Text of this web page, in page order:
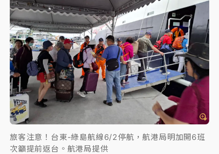
獨家｜ 和欣客運總裁逝世！少東涉洗錢遭收押 戴手銬
腳鐐提前奔靈堂畫面曝
處置制度大變革！ 證交所今起縮短股票「關禁閉」天
數與撮合時間
才續任就飛美國大學面試 清大校長高為元致歉：機會
到來時引起我的好奇
白海豚颱風解除海警 西南風來了！4縣市大雨特報、各
地午後雷雨
分析｜ 7月營收甫首破單月9000億元下半年續旺指
旅客注意！台東-綠島航線6/2停航，航港局明加開6班
次籲提前返台。航港局提供